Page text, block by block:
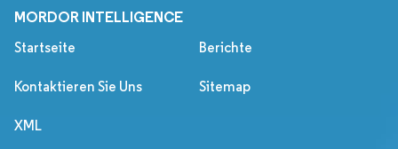
MORDOR INTELLIGENCE
Startseite Berichte
Kontaktieren Sie Uns Sitemap
XML